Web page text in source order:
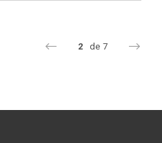
2 de 7